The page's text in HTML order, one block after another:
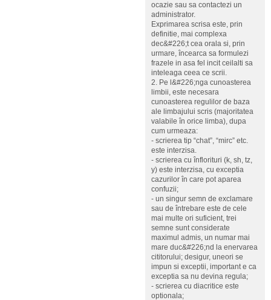
ocazie sau sa contactezi un
administrator.
Exprimarea scrisa este, prin
definitie, mai complexa
dec&#226;t cea orala si, prin
urmare, încearca sa formulezi
frazele in asa fel incit ceilalti sa
inteleaga ceea ce scrii.
2. Pe l&#226;nga cunoasterea
limbii, este necesara
cunoasterea regulilor de baza
ale limbajului scris (majoritatea
valabile în orice limba), dupa
cum urmeaza:
- scrierea tip “chat”, “mirc” etc.
este interzisa.
- scrierea cu înflorituri (k, sh, tz,
y) este interzisa, cu exceptia
cazurilor în care pot aparea
confuzii;
- un singur semn de exclamare
sau de întrebare este de cele
mai multe ori suficient, trei
semne sunt considerate
maximul admis, un numar mai
mare duc&#226;nd la enervarea
cititorului; desigur, uneori se
impun si exceptii, important e ca
exceptia sa nu devina regula;
- scrierea cu diacritice este
optionala;